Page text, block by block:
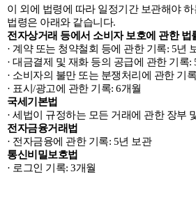
이 외에 법령에 따라 일정기간 보관해야
법령은 아래와 같습니다.
전자상거래 등에서 소비자 보호에 관한 법
· 계약 또는 청약철회 등에 관한 기록: 5년
· 대금결제 및 재화 등의 공급에 관한 기록:
· 소비자의 불만 또는 분쟁처리에 관한 기
· 표시/광고에 관한 기록: 6개월
국세기본법
· 세법이 규정하는 모든 거래에 관한 장부
전자금융거래법
· 전자금융에 관한 기록: 5년 보관
통신비밀보호법
· 로그인 기록: 3개월